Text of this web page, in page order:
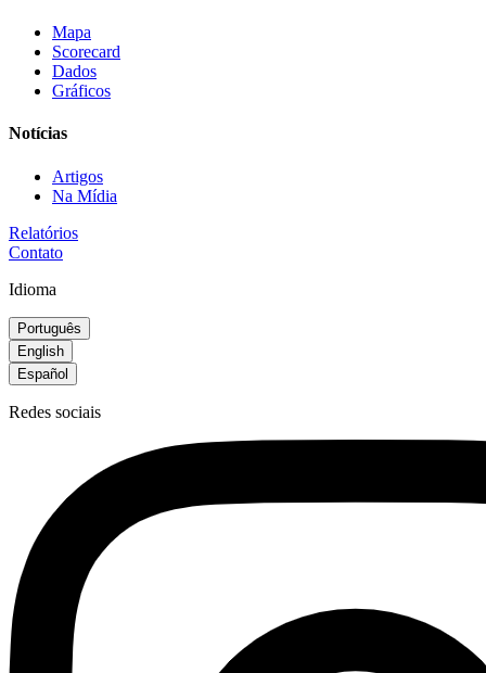
Mapa
Scorecard
Dados
Gráficos
Notícias
Artigos
Na Mídia
Relatórios
Contato
Idioma
Português
English
Español
Redes sociais